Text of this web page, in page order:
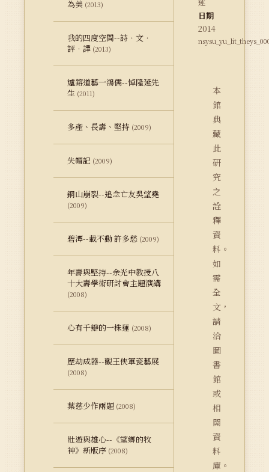
為美 (2013)
我的四度空間--詩．文．
評．譯 (2013)
爐鎔道藝一鴻儒--悼隆延先
生 (2011)
多產、長壽、堅持 (2009)
失帽記 (2009)
銅山崩裂--追念亡友吳望堯
(2009)
碧潭--載不動 許多愁 (2009)
年壽與堅持--余光中教授八
十大壽學術研討會主題演講
(2008)
心有千瓣的一株蓮 (2008)
歷劫成器--觀王俠軍瓷藝展
(2008)
葉慈少作兩題 (2008)
壯遊與雄心--《望鄉的牧
神》新版序 (2008)
日期
2014
本
館
典
藏
此
研
究
之
詮
釋
資
料。
如
需
全
文，
請
洽
圖
書
館
或
相
關
資
料
庫。